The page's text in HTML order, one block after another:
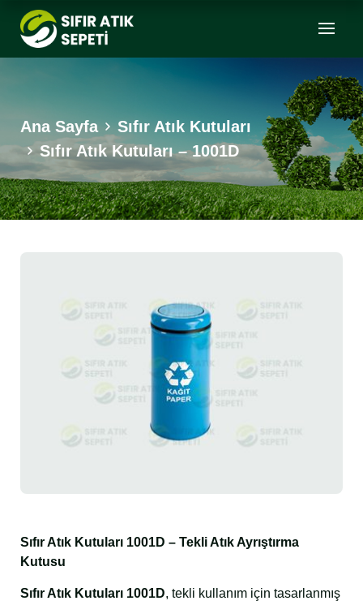
Ana Sayfa
Sıfır Atık Kutuları
Sıfır Atık Kutuları – 1001D
Sıfır Atık Kutuları 1001D – Tekli Atık Ayrıştırma
Kutusu
Sıfır Atık Kutuları 1001D, tekli kullanım için tasarlanmış